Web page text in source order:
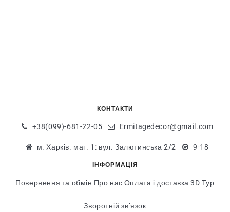
КОНТАКТИ
+38(099)-681-22-05 Ermitagedecor@gmail.com
м. Харків. маг. 1: вул. Залютинська 2/2 9-18
ІНФОРМАЦІЯ
Повернення та обмін Про нас Оплата і доставка 3D Тур
Зворотній зв’язок